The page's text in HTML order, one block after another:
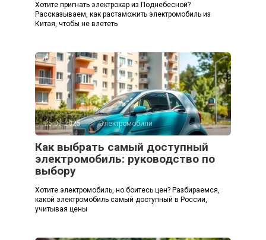
Хотите пригнать электрокар из Поднебесной?
Рассказываем, как растаможить электромобиль из
Китая, чтобы не влететь
25.07.2025 Электромобили
Как выбрать самый доступный
электромобиль: руководство по
выбору
Хотите электромобиль, но боитесь цен? Разбираемся,
какой электромобиль самый доступный в России,
учитывая цены